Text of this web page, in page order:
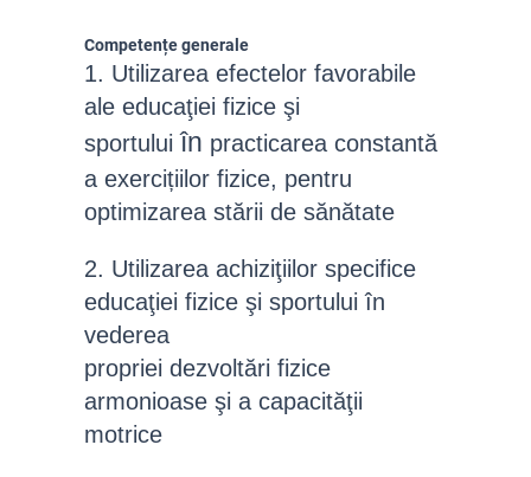
Competențe generale
1. Utilizarea efectelor favorabile
ale educaţiei fizice şi
sportului în practicarea constantă
a exercițiilor fizice, pentru
optimizarea stării de sănătate
2. Utilizarea achiziţiilor specifice
educaţiei fizice şi sportului în
vederea
propriei dezvoltări fizice
armonioase şi a capacităţii
motrice